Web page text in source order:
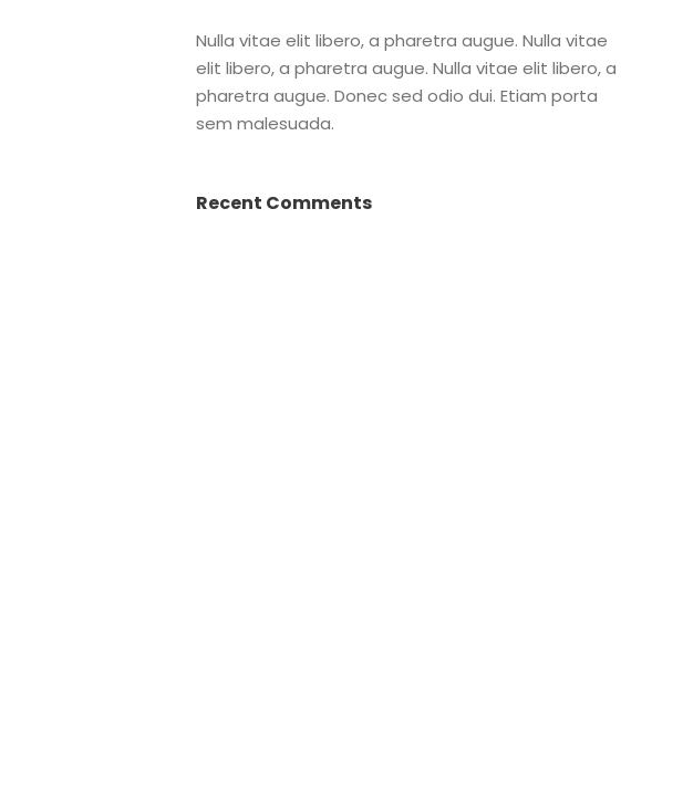
Nulla vitae elit libero, a pharetra augue. Nulla vitae
elit libero, a pharetra augue. Nulla vitae elit libero, a
pharetra augue. Donec sed odio dui. Etiam porta
sem malesuada.
Recent Comments